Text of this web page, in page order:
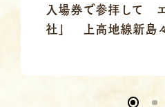
入場券で参拝して
社」 上高地線新島